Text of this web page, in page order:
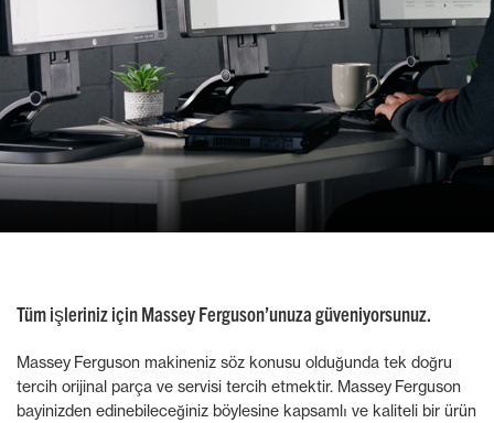
Tüm işleriniz için Massey Ferguson’unuza güveniyorsunuz.
Massey Ferguson makineniz söz konusu olduğunda tek doğru
tercih orijinal parça ve servisi tercih etmektir. Massey Ferguson
bayinizden edinebileceğiniz böylesine kapsamlı ve kaliteli bir ürün